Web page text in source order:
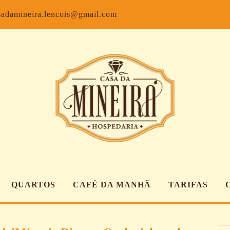
QUARTOS CAFÉ DA MANHÃ TARIFAS